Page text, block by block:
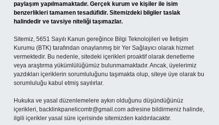
paylaşım yapılmamaktadır. Gerçek kurum ve kişiler ile isim
benzerlikleri tamamen tesadüfidir. Sitemizdeki bilgiler taslak
halindedir ve tavsiye niteliği taşımazlar.
Sitemiz, 5651 Sayılı Kanun gereğince Bilgi Teknolojileri ve İletişim
Kurumu (BTK) tarafından onaylanmış bir Yer Sağlayıcı olarak hizmet
vermektedir. Bu nedenle, sitedeki içerikleri proaktif olarak denetleme
veya araştırma yükümlülüğümüz bulunmamaktadır. Ancak, üyelerimiz
yazdıkları içeriklerin sorumluluğunu taşımakta olup, siteye üye olarak bu
sorumluluğu kabul etmiş sayılırlar.
Hukuka ve yasal düzenlemelere aykırı olduğunu düşündüğünüz
içerikleri, backlinkpanelicomtr@gmail.com adresine bildirmeniz halinde,
ilgili içerikler yasal süre içerisinde sitemizden kaldırılacaktır.